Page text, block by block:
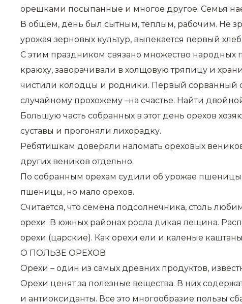
орешками посыпанные и многое другое. Семья
В общем, день был сытным, теплым, рабочим. Не
урожая зерновых культур, выпекается первый
С этим праздником связано множество народных
краюху, заворачивали в холщовую тряпицу и
чистили колодцы и родники. Первый сорванный
случайному прохожему –на счастье. Найти
Большую часть собранных в этот день орехов
суставы и прогоняли лихорадку.
Ребятишкам доверяли наломать ореховых
других веников отдельно.
По собранным орехам судили об урожае
пшеницы, но мало орехов.
Считается, что семена подсолнечника, столь
орехи. В южных районах росла дикая лещина.
орехи (царские). Как орехи ели и каленые
О ПОЛЬЗЕ ОРЕХОВ
Орехи – один из самых древних продуктов,
Орехи ценят за полезные вещества. В них
и антиоксиданты. Все это многообразие пользы